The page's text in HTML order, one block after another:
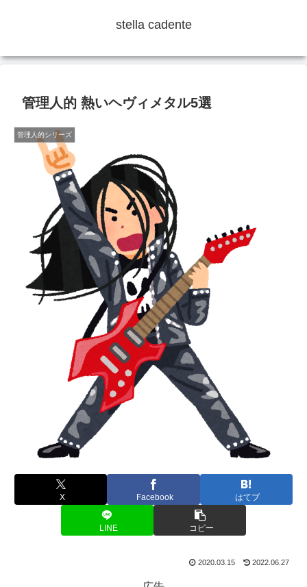
stella cadente
管理人的 熱いヘヴィメタル5選
管理人的シリーズ
X Facebook はてブ
LINE コピー
2020.03.15 2022.06.27